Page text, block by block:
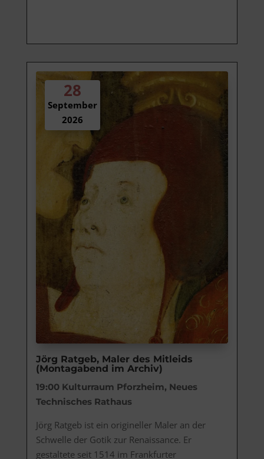
28
September
2026
Jörg Ratgeb, Maler des Mitleids
(Montagabend im Archiv)
19:00Kulturraum Pforzheim, Neues
Technisches Rathaus
Jörg Ratgeb ist ein origineller Maler an der
Schwelle der Gotik zur Renaissance. Er
gestaltete seit 1514 im Frankfurter